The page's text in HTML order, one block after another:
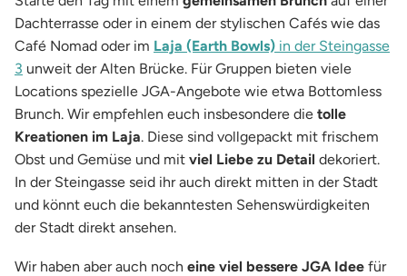
Dachterrasse oder in einem der stylischen Cafés wie das
Café Nomad oder im Laja (Earth Bowls) in der Steingasse
3 unweit der Alten Brücke. Für Gruppen bieten viele
Locations spezielle JGA-Angebote wie etwa Bottomless
Brunch. Wir empfehlen euch insbesondere die tolle
Kreationen im Laja. Diese sind vollgepackt mit frischem
Obst und Gemüse und mit viel Liebe zu Detail dekoriert.
In der Steingasse seid ihr auch direkt mitten in der Stadt
und könnt euch die bekanntesten Sehenswürdigkeiten
der Stadt direkt ansehen.
Wir haben aber auch noch eine viel bessere JGA Idee für